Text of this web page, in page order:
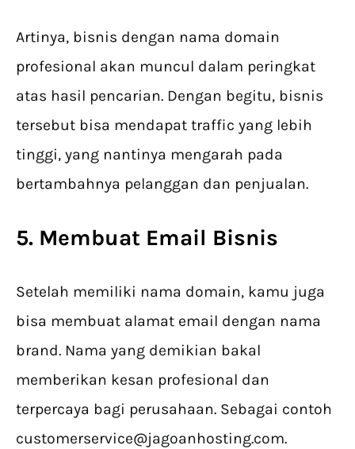
Artinya, bisnis dengan nama domain
profesional akan muncul dalam peringkat
atas hasil pencarian. Dengan begitu, bisnis
tersebut bisa mendapat traffic yang lebih
tinggi, yang nantinya mengarah pada
bertambahnya pelanggan dan penjualan.
5. Membuat Email Bisnis
Setelah memiliki nama domain, kamu juga
bisa membuat alamat email dengan nama
brand. Nama yang demikian bakal
memberikan kesan profesional dan
terpercaya bagi perusahaan. Sebagai contoh
customerservice@jagoanhosting.com.